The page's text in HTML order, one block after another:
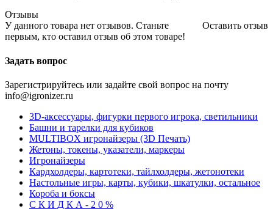
Отзывы
Оставить отзыв
У данного товара нет отзывов. Станьте
первым, кто оставил отзыв об этом товаре!
Задать вопрос
Зарегистрируйтесь или задайте свой вопрос на почту
info@igronizer.ru
3D-аксессуары, фигурки первого игрока, светильники
Башни и тарелки для кубиков
MULTIBOX игронайзеры (3D Печать)
Жетоны, токены, указатели, маркеры
Игронайзеры
Кардхолдеры, картотеки, тайлхолдеры, жетонотеки
Настольные игры, карты, кубики, шкатулки, остальное
Короба и боксы
С К И Д К А - 2 0 %